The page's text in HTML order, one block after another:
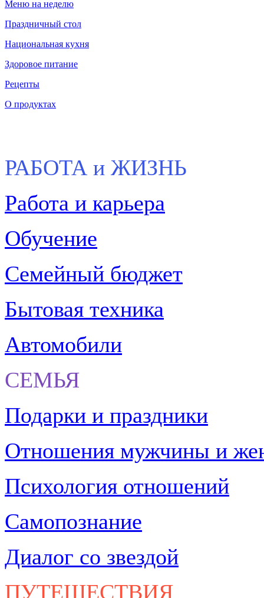
Меню на неделю
Праздничный стол
Национальная кухня
Здоровое питание
Рецепты
О продуктах
РАБОТА и ЖИЗНЬ
Работа и карьера
Обучение
Семейный бюджет
Бытовая техника
Автомобили
СЕМЬЯ
Подарки и праздники
Отношения мужчины и
Психология отношений
Самопознание
Диалог со звездой
ПУТЕШЕСТВИЯ